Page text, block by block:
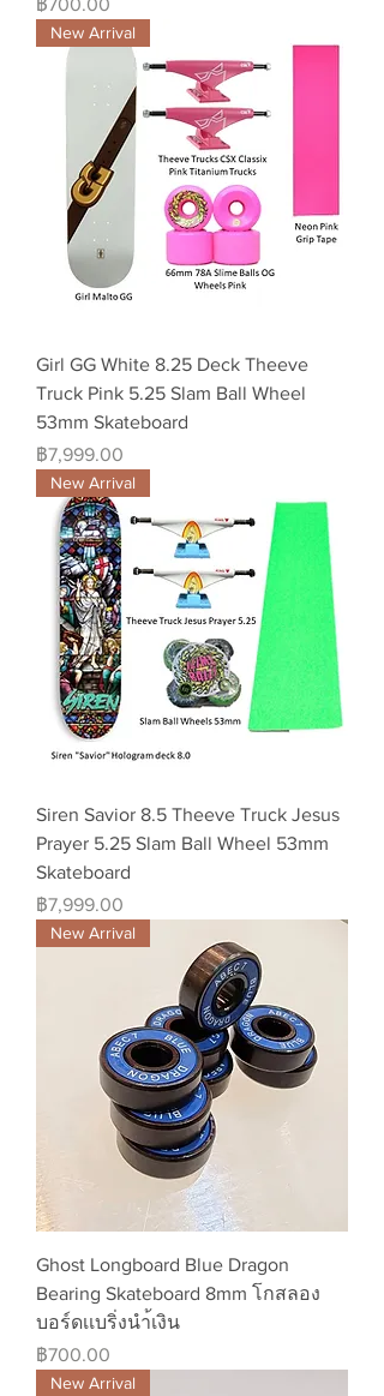
฿700.00
New Arrival
Girl GG White 8.25 Deck Theeve
Truck Pink 5.25 Slam Ball Wheel
53mm Skateboard
ราคา
฿7,999.00
New Arrival
Siren Savior 8.5 Theeve Truck Jesus
Prayer 5.25 Slam Ball Wheel 53mm
Skateboard
ราคา
฿7,999.00
New Arrival
Ghost Longboard Blue Dragon
Bearing Skateboard 8mm โกสลอง
บอร์ดเเบริ่งนำ้เงิน
ราคา
฿700.00
New Arrival